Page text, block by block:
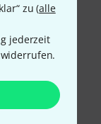
zu (alle
jederzeit